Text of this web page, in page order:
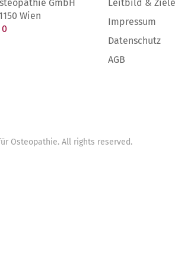
GmbH
Wien
Leitbild & Ziele
Impressum
Datenschutz
AGB
Osteopathie. All rights reserved.